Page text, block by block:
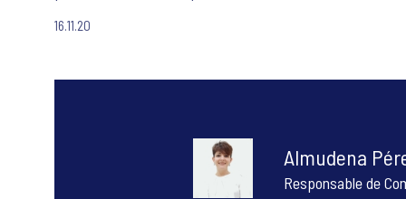
16.11.20
Almudena
Responsable de